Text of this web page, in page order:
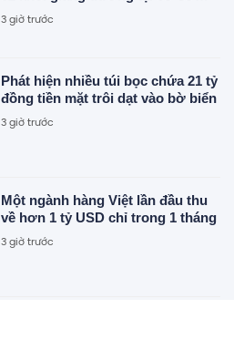
đào tạo Long Trường
3 giờ trước
Phát hiện nhiều túi bọc chứa 21 tỷ
đồng tiền mặt trôi dạt vào bờ biển
3 giờ trước
Một ngành hàng Việt lần đầu thu
về hơn 1 tỷ USD chỉ trong 1 tháng
3 giờ trước